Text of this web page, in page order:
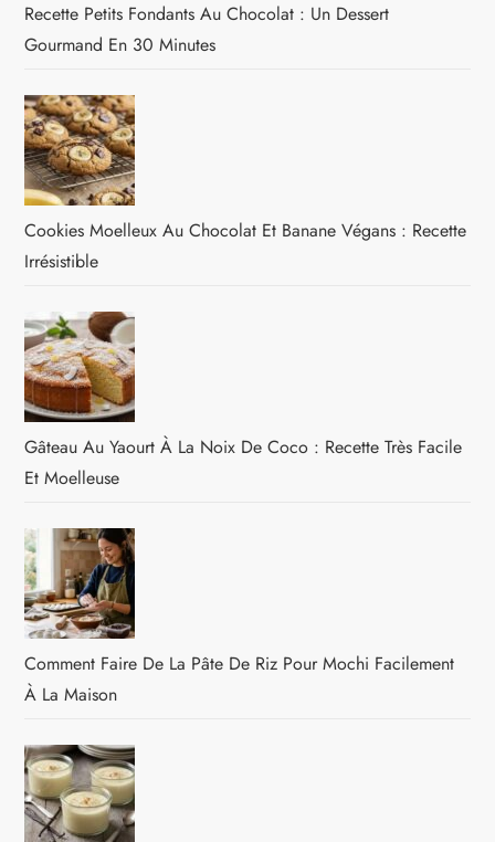
Recette Petits Fondants Au Chocolat : Un Dessert
Gourmand En 30 Minutes
Cookies Moelleux Au Chocolat Et Banane Végans : Recette
Irrésistible
Gâteau Au Yaourt À La Noix De Coco : Recette Très Facile
Et Moelleuse
Comment Faire De La Pâte De Riz Pour Mochi Facilement
À La Maison